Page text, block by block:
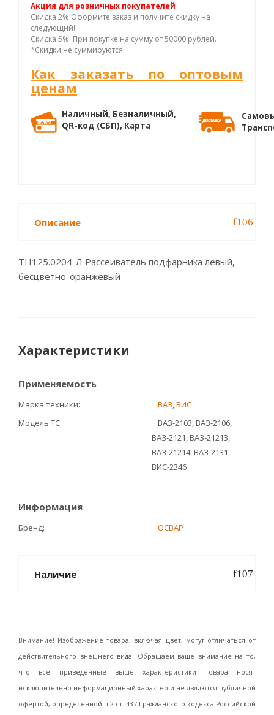
Акция для розничных покупателей
Скидка 2% Оформите заказ и получите скидку на
следующий!
Скидка 5% При покупке на сумму от 50000 рублей.
*Скидки не суммируются.
Как заказать по оптовым
ценам
Наличный, Безналичный,
QR-код (СБП), Карта
Описание
ТН125.0204-Л Рассеиватель подфарника левый,
бесцветно-оранжевый
Характеристики
Применяемость
Марка техники ВАЗ,ВИС
Модель ТС
ВАЗ-2103, ВАЗ-2106,
ВАЗ-2121, ВАЗ-21213,
ВАЗ-21214, ВАЗ-2131,
ВИС-2346
Информация
Бренд ОСВАР
Наличие
Внимание! Изображение товара, включая цвет, могут отличаться от
действительного внешнего вида. Обращаем ваше внимание на то,
что все приведённые выше характеристики товара носят
исключительно информационный характер и не являются публичной
офертой, определенной п.2 ст. 437 Гражданского кодекса Российской